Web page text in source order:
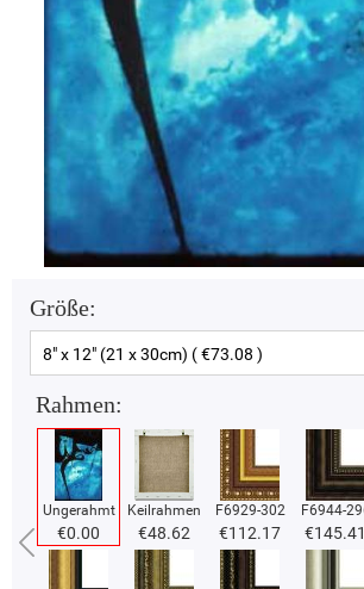
Größe:
8" x 12" (21 x 30cm) ( €73.08 )
Rahmen:
Ungerahmt
€0.00
Keilrahmen
€48.62
F6929-302
€112.17
F6944-
€145.41